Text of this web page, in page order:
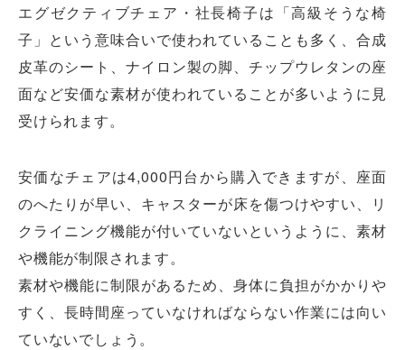
エグゼクティブチェア・社長椅子は「高級そうな椅
子」という意味合いで使われていることも多く、合成
皮革のシート、ナイロン製の脚、チップウレタンの座
面など安価な素材が使われていることが多いように見
受けられます。
安価なチェアは4,000円台から購入できますが、座面
のへたりが早い、キャスターが床を傷つけやすい、リ
クライニング機能が付いていないというように、素材
や機能が制限されます。
素材や機能に制限があるため、身体に負担がかかりや
すく、長時間座っていなければならない作業には向い
ていないでしょう。